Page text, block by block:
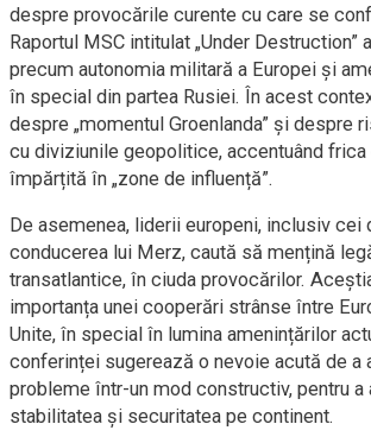
despre provocările curente cu care se
Raportul MSC intitulat „Under Destruction”
precum autonomia militară a Europei și
în special din partea Rusiei. În acest
despre „momentul Groenlanda” și despre
cu diviziunile geopolitice, accentuând frica
împărțită în „zone de influență”.
De asemenea, liderii europeni, inclusiv cei
conducerea lui Merz, caută să mențină
transatlantice, în ciuda provocărilor.
importanța unei cooperări strânse între
Unite, în special în lumina amenințărilor
conferinței sugerează o nevoie acută de a
probleme într-un mod constructiv, pentru a
stabilitatea și securitatea pe continent.